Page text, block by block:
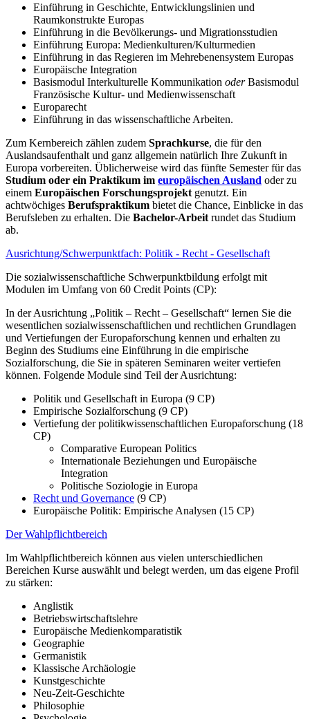
Einführung in Geschichte, Entwicklungslinien und
Raumkonstrukte Europas
Einführung in die Bevölkerungs- und Migrationsstudien
Einführung Europa: Medienkulturen/Kulturmedien
Einführung in das Regieren im Mehrebenen­system Europas
Europäische Integration
Basismodul Interkulturelle Kommunikation oderBasismodul
Französische Kultur- und Medienwissenschaft
Europarecht
Einführung in das wissenschaftliche Arbeiten.
Zum Kernbereich zählen zudem Sprachkurse, die für den
Auslandsaufenthalt und ganz allgemein natürlich Ihre Zukunft in
Europa vorbereiten. Üblicherweise wird das fünfte Semester für das
Studium oder ein Praktikum im europäischen Ausland oder zu
einem Europäischen Forschungsprojekt genutzt. Ein
achtwöchiges Berufspraktikum bietet die Chance, Einblicke in das
Berufsleben zu erhalten. Die Bachelor-Arbeit rundet das Studium
ab.
Ausrichtung/Schwerpunktfach: Politik - Recht - Gesellschaft
Die sozialwissenschaftliche Schwerpunktbildung erfolgt mit
Modulen im Umfang von 60 Credit Points (CP):
In der Ausrichtung „Politik – Recht – Gesellschaft“ lernen Sie die
wesentlichen sozialwissenschaftlichen und rechtlichen Grundlagen
und Vertiefungen der Europaforschung kennen und erhalten zu
Beginn des Studiums eine Einführung in die empirische
Sozialforschung, die Sie in späteren Seminaren weiter vertiefen
können. Folgende Module sind Teil der Ausrichtung:
Politik und Gesellschaft in Europa (9 CP)
Empirische Sozialforschung (9 CP)
Vertiefung der politikwissenschaftlichen Europaforschung (18
CP)
Comparative European Politics
Internationale Beziehungen und Europäische
Integration
Politische Soziologie in Europa
Recht und Governance (9 CP)
Europäische Politik: Empirische Analysen (15 CP)
Der Wahlpflichtbereich
Im Wahlpflichtbereich können aus vielen unterschiedlichen
Bereichen Kurse auswählt und belegt werden, um das eigene Profil
zu stärken:
Anglistik
Betriebswirtschaftslehre
Europäische Medienkomparatistik
Geographie
Germanistik
Klassische Archäologie
Kunstgeschichte
Neu-Zeit-Geschichte
Philosophie